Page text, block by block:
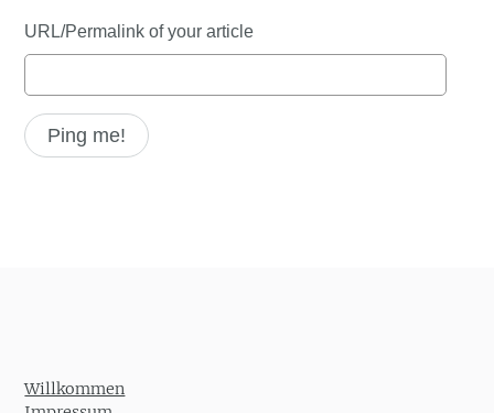
URL/Permalink of your article
Willkommen